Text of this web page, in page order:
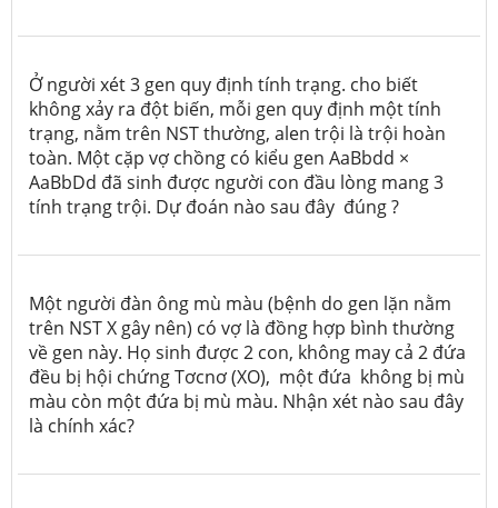
Ở người xét 3 gen quy định tính trạng. cho biết
không xảy ra đột biến, mỗi gen quy định một tính
trạng, nằm trên NST thường, alen trội là trội hoàn
toàn. Một cặp vợ chồng có kiểu gen AaBbdd ×
AaBbDd đã sinh được người con đầu lòng mang 3
tính trạng trội. Dự đoán nào sau đây đúng ?
Một người đàn ông mù màu (bệnh do gen lặn nằm
trên NSTX gây nên) có vợ là đồng hợp bình thường
về gen này. Họ sinh được 2 con, không may cả 2 đứa
đều bị hội chứng Tơcnơ (XO), một đứa không bị mù
màu còn một đứa bị mù màu. Nhận xét nào sau đây
là chính xác?